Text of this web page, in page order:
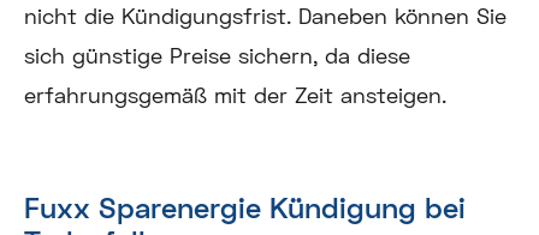
nicht die Kündigungsfrist. Daneben können Sie
sich günstige Preise sichern, da diese
erfahrungsgemäß mit der Zeit ansteigen.
Fuxx Sparenergie Kündigung bei